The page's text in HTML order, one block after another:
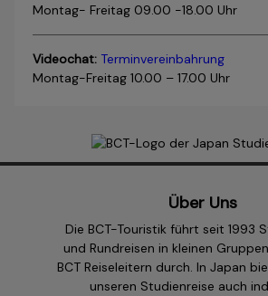
Montag- Freitag 09.00 -18.00 Uhr
Videochat: Terminvereinbahrung
Montag-Freitag 10.00 – 17.00 Uhr
Über Uns
Die BCT-Touristik führt seit 1993
und Rundreisen in kleinen
BCT Reiseleitern durch. In Japan
unseren Studienreise auch